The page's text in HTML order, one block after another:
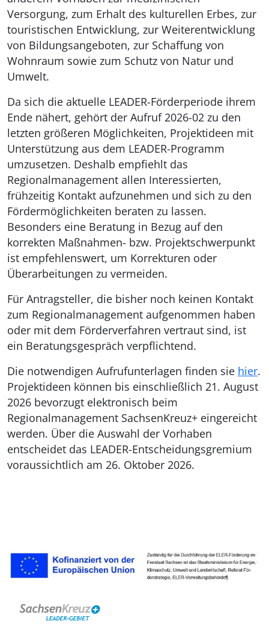
Versorgung, zum Erhalt des kulturellen Erbes, zur
touristischen Entwicklung, zur Weiterentwicklung
von Bildungsangeboten, zur Schaffung von
Wohnraum sowie zum Schutz von Natur und
Umwelt.
Da sich die aktuelle LEADER-Förderperiode ihrem
Ende nähert, gehört der Aufruf 2026-02 zu den
letzten größeren Möglichkeiten, Projektideen mit
Unterstützung aus dem LEADER-Programm
umzusetzen. Deshalb empfiehlt das
Regionalmanagement allen Interessierten,
frühzeitig Kontakt aufzunehmen und sich zu den
Fördermöglichkeiten beraten zu lassen.
Besonders eine Beratung in Bezug auf den
korrekten Maßnahmen- bzw. Projektschwerpunkt
ist empfehlenswert, um Korrekturen oder
Überarbeitungen zu vermeiden.
Für Antragsteller, die bisher noch keinen Kontakt
zum Regionalmanagement aufgenommen haben
oder mit dem Förderverfahren vertraut sind, ist
ein Beratungsgespräch verpflichtend.
Die notwendigen Aufrufunterlagen finden sie hier.
Projektideen können bis einschließlich 21. August
2026 bevorzugt elektronisch beim
Regionalmanagement SachsenKreuz+ eingereicht
werden. Über die Auswahl der Vorhaben
entscheidet das LEADER-Entscheidungsgremium
voraussichtlich am 26. Oktober 2026.